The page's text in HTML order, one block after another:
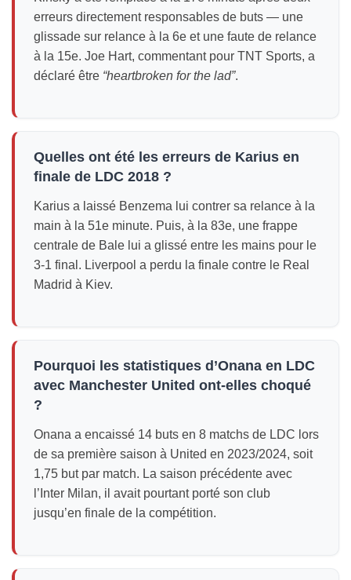
erreurs directement responsables de buts — une
glissade sur relance à la 6e et une faute de relance
à la 15e. Joe Hart, commentant pour TNT Sports, a
déclaré être “heartbroken for the lad”.
Quelles ont été les erreurs de Karius en
finale de LDC 2018 ?
Karius a laissé Benzema lui contrer sa relance à la
main à la 51e minute. Puis, à la 83e, une frappe
centrale de Bale lui a glissé entre les mains pour le
3-1 final. Liverpool a perdu la finale contre le Real
Madrid à Kiev.
Pourquoi les statistiques d’Onana en LDC
avec Manchester United ont-elles choqué
?
Onana a encaissé 14 buts en 8 matchs de LDC lors
de sa première saison à United en 2023/2024, soit
1,75 but par match. La saison précédente avec
l’Inter Milan, il avait pourtant porté son club
jusqu’en finale de la compétition.